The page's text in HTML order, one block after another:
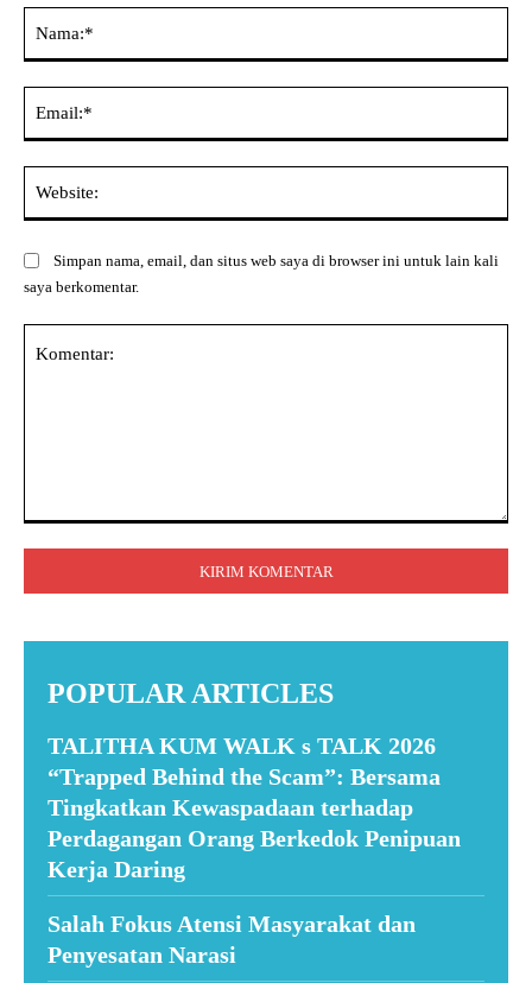
Simpan nama, email, dan situs web saya di browser ini untuk lain kali
saya berkomentar.
POPULAR ARTICLES
TALITHA KUM WALK s TALK 2026
“Trapped Behind the Scam”: Bersama
Tingkatkan Kewaspadaan terhadap
Perdagangan Orang Berkedok Penipuan
Kerja Daring
Salah Fokus Atensi Masyarakat dan
Penyesatan Narasi